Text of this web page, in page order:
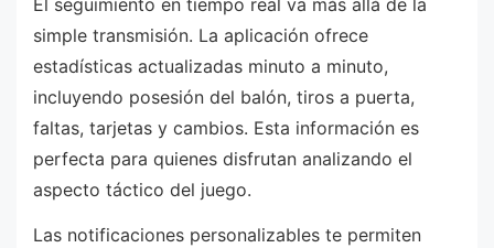
simple transmisión. La aplicación ofrece
estadísticas actualizadas minuto a minuto,
incluyendo posesión del balón, tiros a puerta,
faltas, tarjetas y cambios. Esta información es
perfecta para quienes disfrutan analizando el
aspecto táctico del juego.
Las notificaciones personalizables te permiten